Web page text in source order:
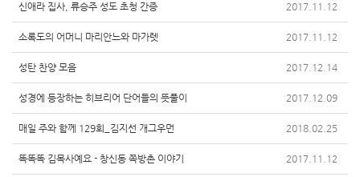
신애라 집사, 류승주 성도 초청 간증 2017.11.12
소록도의 어머니 마리안느와 마가렛 2017.11.12
성탄 찬양 모음 2017.12.14
성경에 등장하는 히브리어 단어들의 뜻풀이 2017.12.09
매일 주와 함께 129회_김지선 개그우먼 2018.02.25
똑똑똑 김목사예요 - 창신동 쪽방촌 이야기 2017.11.12